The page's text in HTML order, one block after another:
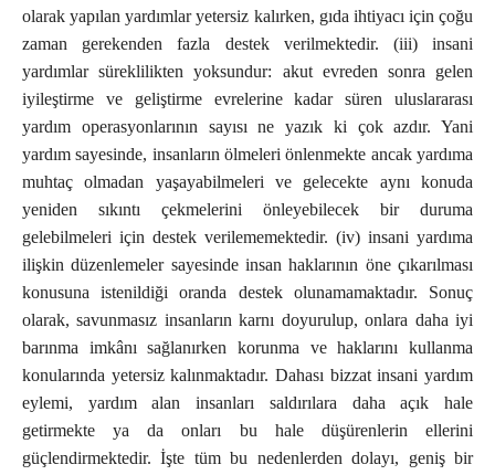
olarak yapılan yardımlar yetersiz kalırken, gıda ihtiyacı için çoğu
zaman gerekenden fazla destek verilmektedir. (iii) insani
yardımlar süreklilikten yoksundur: akut evreden sonra gelen
iyileştirme ve geliştirme evrelerine kadar süren uluslararası
yardım operasyonlarının sayısı ne yazık ki çok azdır. Yani
yardım sayesinde, insanların ölmeleri önlenmekte ancak yardıma
muhtaç olmadan yaşayabilmeleri ve gelecekte aynı konuda
yeniden sıkıntı çekmelerini önleyebilecek bir duruma
gelebilmeleri için destek verilememektedir. (iv) insani yardıma
ilişkin düzenlemeler sayesinde insan haklarının öne çıkarılması
konusuna istenildiği oranda destek olunamamaktadır. Sonuç
olarak, savunmasız insanların karnı doyurulup, onlara daha iyi
barınma imkânı sağlanırken korunma ve haklarını kullanma
konularında yetersiz kalınmaktadır. Dahası bizzat insani yardım
eylemi, yardım alan insanları saldırılara daha açık hale
getirmekte ya da onları bu hale düşürenlerin ellerini
güçlendirmektedir. İşte tüm bu nedenlerden dolayı, geniş bir